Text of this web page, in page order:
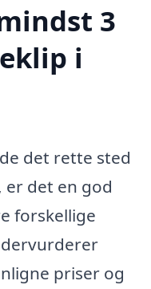
3
i
det rette sted
det en god
forskellige
priser og